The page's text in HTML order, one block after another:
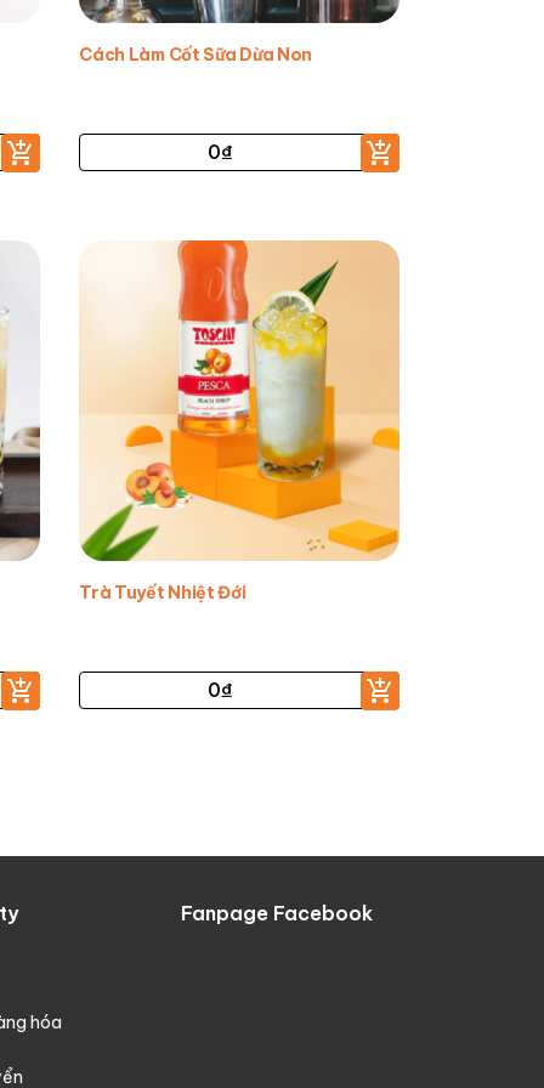
Cách Làm Cốt Sữa Dừa Non
0₫
Trà Tuyết Nhiệt Đới
0₫
hóa
Fanpage Facebook